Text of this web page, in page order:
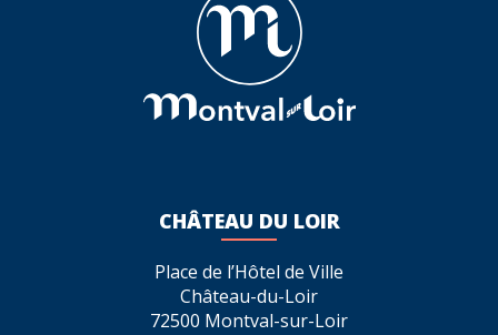
CHÂTEAU DU LOIR
Place de l’Hôtel de Ville
Château-du-Loir
72500 Montval-sur-Loir